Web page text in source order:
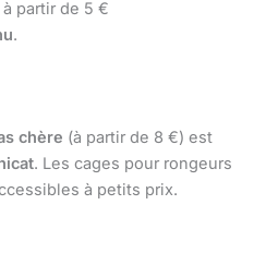
partir de 5 €
.
chère (à partir de 8 €) est
. Les cages pour rongeurs
à petits prix.